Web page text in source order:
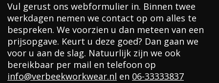
Vul gerust ons webformulier in. Binnen twee
werkdagen nemen we contact op om alles te
bespreken. We voorzien u dan meteen van een
prijsopgave. Keurt u deze goed? Dan gaan we
voor u aan de slag. Natuurlijk zijn we ook
bereikbaar per mail en telefoon op
info@verbeekworkwear.nl en 06-33333837